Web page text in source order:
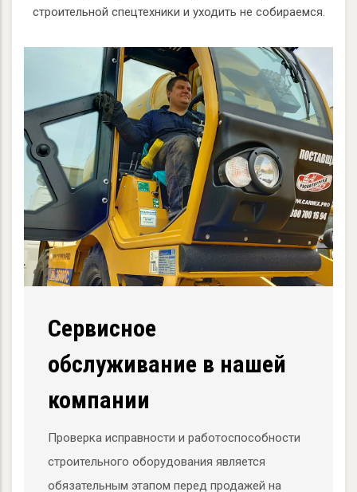
строительной спецтехники и уходить не собираемся.
Сервисное
обслуживание в нашей
компании
Проверка исправности и работоспособности
строительного оборудования является
обязательным этапом перед продажей на